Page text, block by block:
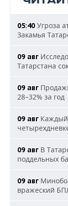
05:40 Угроза
Закамья
09 авг
Татарстана
09 авг
28–32% за год
09 авг Каждый
09 авг В
поддельных
09 авг
вражеский